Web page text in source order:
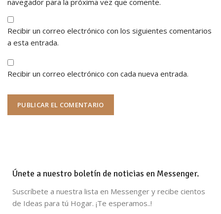
Recibir un correo electrónico con los siguientes comentarios
a esta entrada.
Recibir un correo electrónico con cada nueva entrada.
Únete a nuestro boletín de noticias en Messenger.
Suscríbete a nuestra lista en Messenger y recibe cientos
de Ideas para tú Hogar. ¡Te esperamos..!